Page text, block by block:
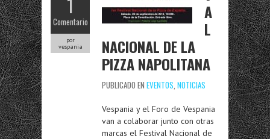
Comentario
por
vespania
A
L
NACIONAL DE LA
PIZZA NAPOLITANA
PUBLICADO EN EVENTOS, NOTICIAS
Vespania y el Foro de Vespania
van a colaborar junto con otras
marcas el Festival Nacional de